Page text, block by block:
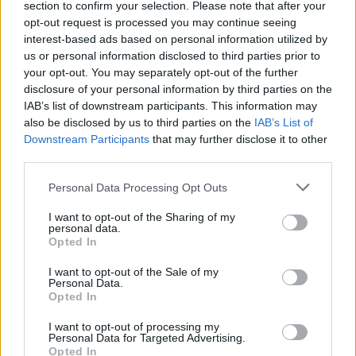
section to confirm your selection. Please note that after your
opt-out request is processed you may continue seeing
interest-based ads based on personal information utilized by
us or personal information disclosed to third parties prior to
your opt-out. You may separately opt-out of the further
disclosure of your personal information by third parties on the
IAB’s list of downstream participants. This information may
also be disclosed by us to third parties on the IAB’s List of
Downstream Participants that may further disclose it to other
Personal Data Processing Opt Outs
I want to opt-out of the Sharing of my
personal data.
Opted In
I want to opt-out of the Sale of my
Personal Data.
Opted In
I want to opt-out of processing my
Personal Data for Targeted Advertising.
Opted In
🌍 Miért fontos a
természetfotózás?
A természetfotózás nem csupán művészet, hanem
környezettudatos tevékenységis. A képek
emlékeztetnek bennünket arra, mennyire törékeny a
természet egyensúlya, és mennyi szépség rejtőzik akár
egy közeli réten vagy erdei ösvényen is. Egy jól elkapott
réten – nemcsak gyönyörködtet, de felelősségre is
nevel.
Összegzés –
Természetfotózás
Világnapja
Természetfotózás Világnapja – június 15.